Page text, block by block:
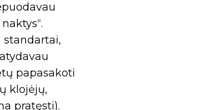
standartai,
papasakoti
klojėjų,
pratęsti).